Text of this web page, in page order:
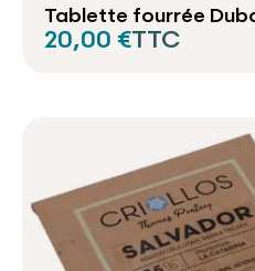
Tablette fourrée
20,00 €TTC